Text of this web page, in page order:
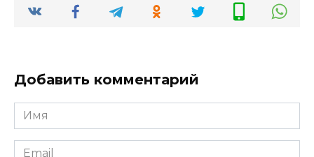
Добавить комментарий
Имя
*
Email